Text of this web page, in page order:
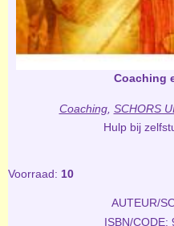
Coaching
Coaching, SCHORS
Hulp bij
Voorraad: 10
AUTEUR/
ISBN/CODE: